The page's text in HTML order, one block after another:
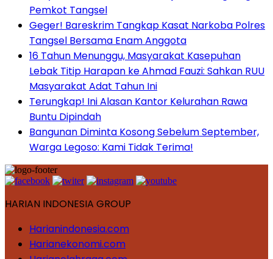
Pemkot Tangsel
Geger! Bareskrim Tangkap Kasat Narkoba Polres
Tangsel Bersama Enam Anggota
16 Tahun Menunggu, Masyarakat Kasepuhan
Lebak Titip Harapan ke Ahmad Fauzi: Sahkan RUU
Masyarakat Adat Tahun Ini
Terungkap! Ini Alasan Kantor Kelurahan Rawa
Buntu Dipindah
Bangunan Diminta Kosong Sebelum September,
Warga Legoso: Kami Tidak Terima!
HARIAN INDONESIA GROUP
Harianindonesia.com
Harianekonomi.com